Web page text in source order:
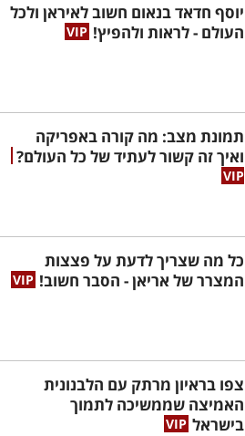
יוסף חדאד בנאום חשוב לאיראן ולכל
העולם - לראות ולהפיץ!
תמונת מצב: מה קורה באפריקה
ואיך זה קשור לעתיד של כל העולם?
כל מה שצריך לדעת על פצצות
המצרר של אריאן - הסבר חשוב!
צפו בראיון מרתק עם הלבנונית
האמיצה שממשיכה לתמוך
בישראל